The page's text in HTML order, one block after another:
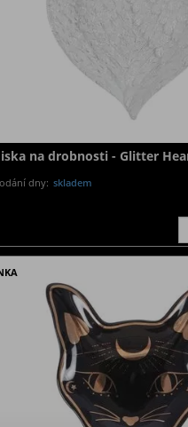
na drobnosti - Glitter
dny: skladem